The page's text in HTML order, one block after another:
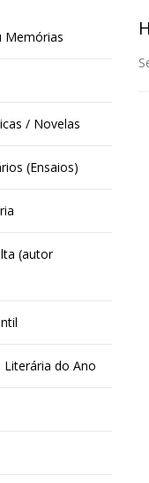
Memórias
/ Novelas
(Ensaios)
(autor
Literária do Ano